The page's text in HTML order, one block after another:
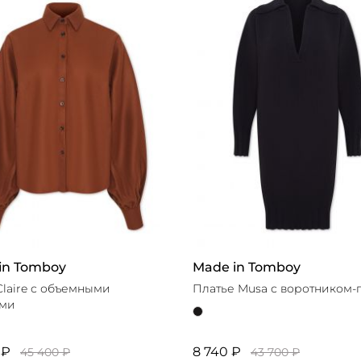
3 ТОВАРА
Tomboy
с объемными
45 400 ₽
Made in Tomboy
Платье Musa с воротником-
8 740 ₽ 43 700 ₽